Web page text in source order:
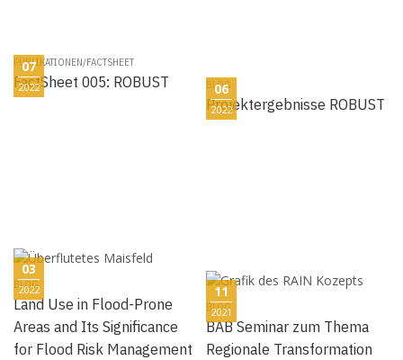
07
2022
PUBLIKATIONEN/FACTSHEET
FactSheet 005: ROBUST 06
2022
BLOG
Projektergebnisse ROBUST
03
2022
BLOG
Land Use in Flood-Prone
Areas and Its Significance
for Flood Risk Management
11
2021
BLOG
BAB Seminar zum Thema
Regionale Transformation